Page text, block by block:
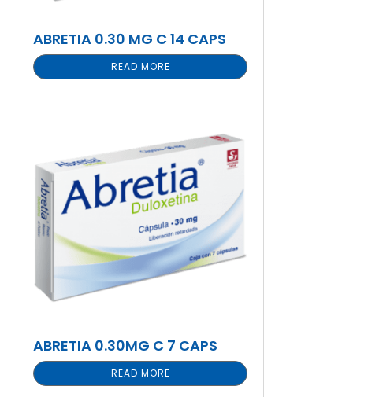
ABRETIA 0.30 MG C 14 CAPS
READ MORE
ABRETIA 0.30MG C 7 CAPS
READ MORE